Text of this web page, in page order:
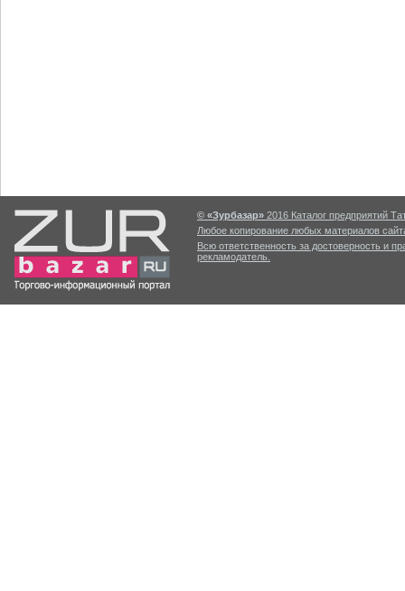
© «Зурбазар» 2016 Каталог предприятий
Любое копирование любых материалов
Всю ответственность за достоверность и
рекламодатель.